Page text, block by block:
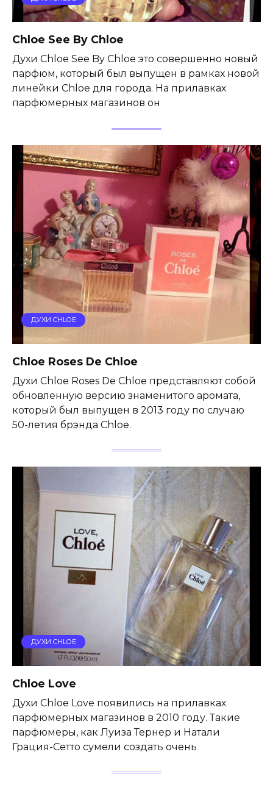
Chloe See By Chloe
Духи Chloe See By Chloe это совершенно новый
парфюм, который был выпущен в рамках новой
линейки Chloe для города. На прилавках
парфюмерных магазинов он
ДУХИ CHLOE
Chloe Roses De Chloe
Духи Chloe Roses De Chloe представляют собой
обновленную версию знаменитого аромата,
который был выпущен в 2013 году по случаю
50-летия брэнда Chloe.
ДУХИ CHLOE
Chloe Love
Духи Chloe Love появились на прилавках
парфюмерных магазинов в 2010 году. Такие
парфюмеры, как Луиза Тернер и Натали
Грация-Сетто сумели создать очень